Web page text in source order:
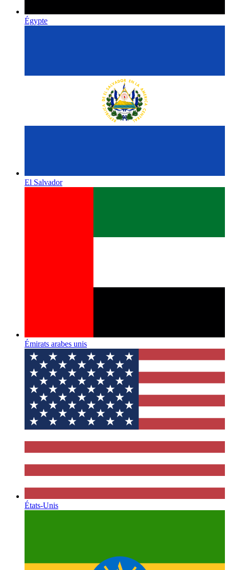
Égypte
El Salvador
Émirats arabes unis
États-Unis